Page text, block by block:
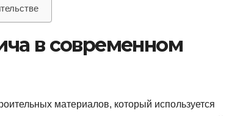
в современном
материалов, который используется